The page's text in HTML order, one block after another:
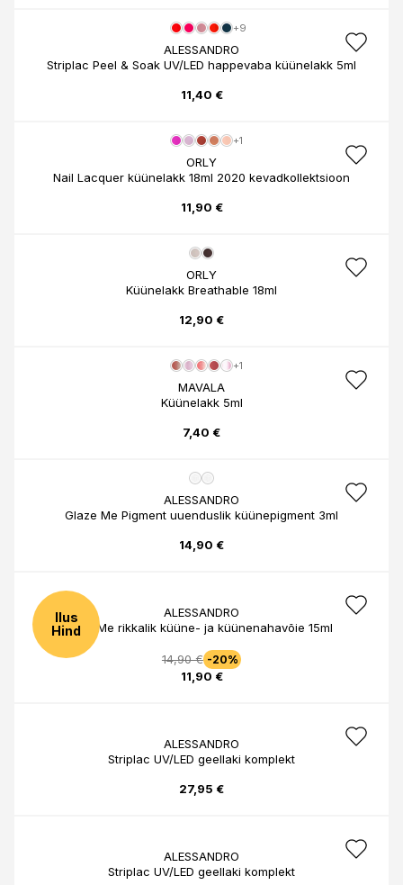
+9
ALESSANDRO
Striplac Peel & Soak UV/LED happevaba küünelakk 5ml
11,40 €
+1
ORLY
Nail Lacquer küünelakk 18ml 2020 kevadkollektsioon
11,90 €
ORLY
Küünelakk Breathable 18ml
12,90 €
+1
MAVALA
Küünelakk 5ml
7,40 €
ALESSANDRO
Glaze Me Pigment uuenduslik küünepigment 3ml
14,90 €
Ilus
Hind
ALESSANDRO
Kiss Me rikkalik küüne- ja küünenahavõie 15ml
14,90 € -20%
11,90 €
ALESSANDRO
Striplac UV/LED geellaki komplekt
27,95 €
ALESSANDRO
Striplac UV/LED geellaki komplekt